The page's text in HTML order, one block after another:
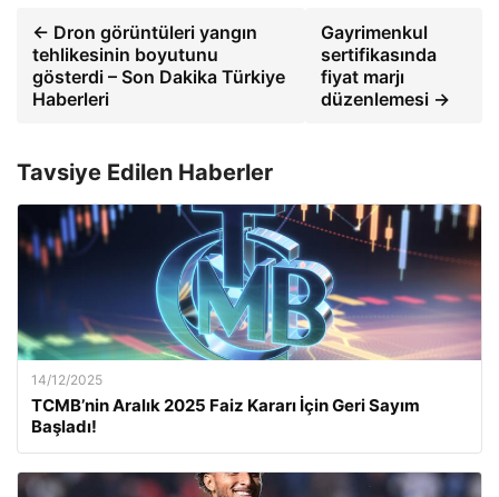
← Dron görüntüleri yangın
tehlikesinin boyutunu
gösterdi – Son Dakika Türkiye
Haberleri
Gayrimenkul
sertifikasında
fiyat marjı
düzenlemesi →
Tavsiye Edilen Haberler
14/12/2025
TCMB’nin Aralık 2025 Faiz Kararı İçin Geri Sayım
Başladı!